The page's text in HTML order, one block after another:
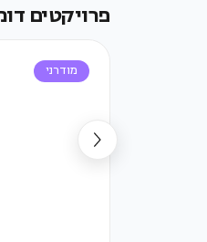
פרויקטים
מודרני